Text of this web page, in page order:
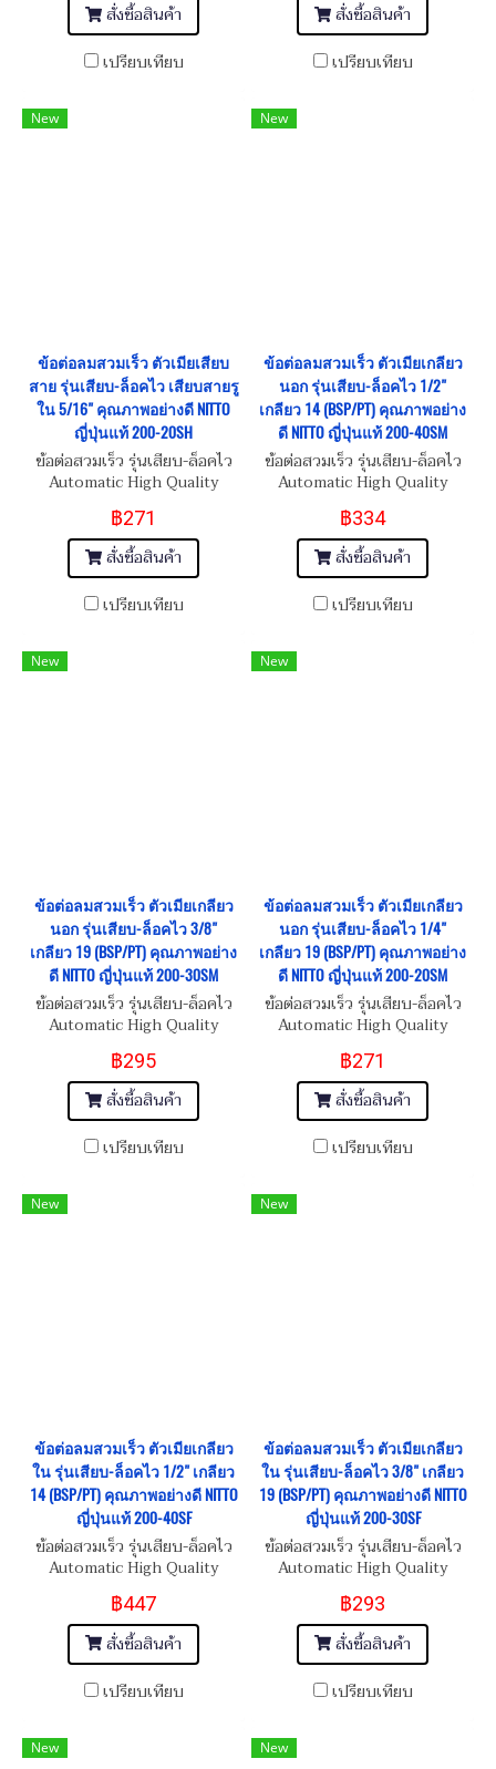
สั่งซื้อสินค้า
เปรียบเทียบ
สั่งซื้อสินค้า
เปรียบเทียบ
New
ข้อต่อลมสวมเร็ว ตัวเมียเสียบ
สาย รุ่นเสียบ-ล็อคไว เสียบสายรู
ใน 5/16" คุณภาพอย่างดี NITTO
ญี่ปุ่นแท้ 200-20SH
ข้อต่อสวมเร็ว รุ่นเสียบ-ล็อคไว
Automatic High Quality
Female Quick Coupling For
Tube ID 5/16" (7.94 mm)
฿271
สั่งซื้อสินค้า
เปรียบเทียบ
New
ข้อต่อลมสวมเร็ว ตัวเมียเกลียว
นอก รุ่นเสียบ-ล็อคไว 1/2"
เกลียว 14 (BSP/PT) คุณภาพอย่าง
ดี NITTO ญี่ปุ่นแท้ 200-40SM
ข้อต่อสวมเร็ว รุ่นเสียบ-ล็อคไว
Automatic High Quality
Female Quick Coupling
Inner Thread 1/2"-14
(BSP/PT)
฿334
สั่งซื้อสินค้า
เปรียบเทียบ
New
ข้อต่อลมสวมเร็ว ตัวเมียเกลียว
นอก รุ่นเสียบ-ล็อคไว 3/8"
เกลียว 19 (BSP/PT) คุณภาพอย่าง
ดี NITTO ญี่ปุ่นแท้ 200-30SM
ข้อต่อสวมเร็ว รุ่นเสียบ-ล็อคไว
Automatic High Quality
Female Quick Coupling
Inner Thread 3/8"-19
(BSP/PT)
฿295
สั่งซื้อสินค้า
เปรียบเทียบ
New
ข้อต่อลมสวมเร็ว ตัวเมียเกลียว
นอก รุ่นเสียบ-ล็อคไว 1/4"
เกลียว 19 (BSP/PT) คุณภาพอย่าง
ดี NITTO ญี่ปุ่นแท้ 200-20SM
ข้อต่อสวมเร็ว รุ่นเสียบ-ล็อคไว
Automatic High Quality
Female Quick Coupling
Inner Thread 1/4"-19
(BSP/PT)
฿271
สั่งซื้อสินค้า
เปรียบเทียบ
New
ข้อต่อลมสวมเร็ว ตัวเมียเกลียว
ใน รุ่นเสียบ-ล็อคไว 1/2" เกลียว
14 (BSP/PT) คุณภาพอย่างดี NITTO
ญี่ปุ่นแท้ 200-40SF
ข้อต่อสวมเร็ว รุ่นเสียบ-ล็อคไว
Automatic High Quality
Female Quick Coupling
Inner Thread 1/2"-14
(BSP/PT)
฿447
สั่งซื้อสินค้า
เปรียบเทียบ
New
ข้อต่อลมสวมเร็ว ตัวเมียเกลียว
ใน รุ่นเสียบ-ล็อคไว 3/8" เกลียว
19 (BSP/PT) คุณภาพอย่างดี NITTO
ญี่ปุ่นแท้ 200-30SF
ข้อต่อสวมเร็ว รุ่นเสียบ-ล็อคไว
Automatic High Quality
Female Quick Coupling
Inner Thread 3/8"-19
(BSP/PT)
฿293
สั่งซื้อสินค้า
เปรียบเทียบ
New New